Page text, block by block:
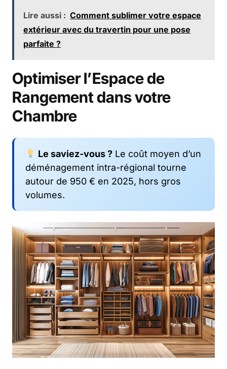
Lire aussi : Comment sublimer votre espace
extérieur avec du travertin pour une pose
parfaite ?
Optimiser l’Espace de
Rangement dans votre
Chambre
Le saviez-vous ?Le coût moyen d’un
déménagement intra-régional tourne
autour de 950 € en 2025, hors gros
volumes.